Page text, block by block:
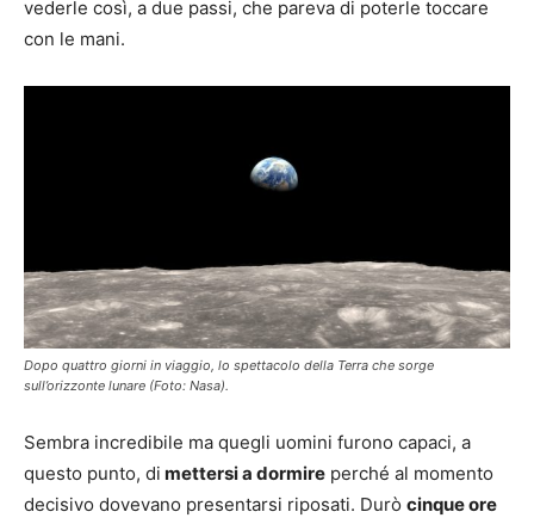
vederle così, a due passi, che pareva di poterle toccare
con le mani.
Dopo quattro giorni in viaggio, lo spettacolo della Terra che sorge
sull’orizzonte lunare (Foto: Nasa).
Sembra incredibile ma quegli uomini furono capaci, a
questo punto, di mettersi a dormire perché al momento
decisivo dovevano presentarsi riposati. Durò cinque ore